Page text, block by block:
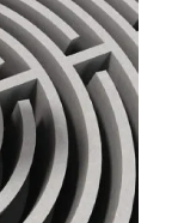
שלח